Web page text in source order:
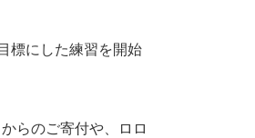
標にした練習を開始
らのご寄付や、ロロ